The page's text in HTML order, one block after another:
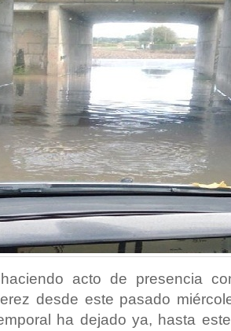
acto de presencia
desde este pasado
ha dejado ya, hasta